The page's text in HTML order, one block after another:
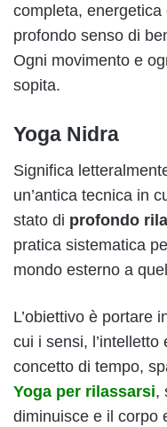
completa,
profondo senso di
Ogni movimento e
sopita.
Yoga Nidra
Significa
un’antica tecnica in
stato di profondo
pratica sistematica
mondo esterno a
L’obiettivo è portare
cui i sensi, l’intelletto
concetto di tempo,
Yoga per rilassarsi,
diminuisce e il corpo